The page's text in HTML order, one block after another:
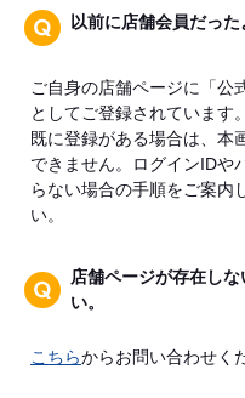
以前に店舗会員だった
ご自身の店舗ページに「公
としてご登録されています。
既に登録がある場合は、本
できません。ログインIDや
らない場合の手順をご案内
い。
店舗ページが存在し
い。
こちらからお問い合わせく